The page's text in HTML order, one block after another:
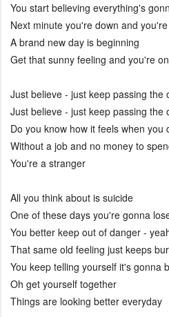
You start believing everything's
Next minute you're down and
A brand new day is beginning
Get that sunny feeling and you're
Just believe - just keep passing the
Just believe - just keep passing the
Do you know how it feels when you
Without a job and no money to
You're a stranger
All you think about is suicide
One of these days you're gonna
You better keep out of danger -
That same old feeling just keeps
You keep telling yourself it's gonna
Oh get yourself together
Things are looking better everyday